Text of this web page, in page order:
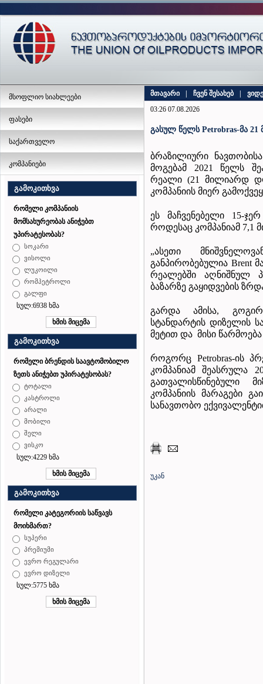
მსოფლიო სიახლეები
ფასები
საქართველო
კომპანიები
გამოკითხვა
რომელი კომპანიის
მომსახურეობას ანიჭებთ
უპირატესობას?
სოკარი
ვისოლი
ლუკოილი
რომპეტროლი
გალფი
სულ:6938 ხმა
გამოკითხვა
რომელი ბრენდის საავტომობილო
ზეთს ანიჭებთ უპირატესობას?
ტოტალი
კასტროლი
არალი
მობილი
შელი
ვისკო
სულ:4229 ხმა
გამოკითხვა
რომელი კატეგორიის საწვავს
მოიხმართ?
სუპერი
პრემიუმი
ევრო რეგულარი
ევრო დიზელი
სულ:5775 ხმა
მთავარი ჩვენ შესახებ
03:26 07.08.2026
გასულ წელს Petrobras-მა
ბრაზილიური
მოგებამ 2021 წელს
რეალი (21 მილიარდ
კომპანიის მიერ
ეს მაჩვენებელი 15-
როდესაც კომპანიამ 7,1
„ასეთი
განპირობებულია Brent
რეალებში აღნიშნულ
ბაზარზე გაყიდვების
გარდა ამისა,
სტანდარტის დიზელის
მეტით და მისი წარმოება
როგორც Petrobras-ის
კომპანიამ შეასრულა
გათვალისწინებული
კომპანიის მარაგები
სანავთობო
უკან